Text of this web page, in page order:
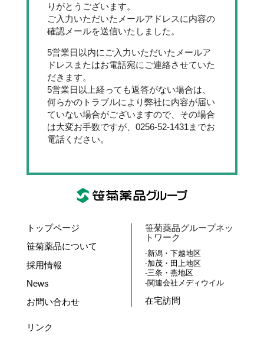
りがとうございます。
ご入力いただいたメールアドレスに内容の
確認メールを送信いたしました。
5営業日以内にご入力いただいたメールア
ドレスまたはお電話宛にご連絡させていた
だきます。
5営業日以上経っても返答がない場合は、
何らかのトラブルにより弊社に内容が届い
ていない場合がございますので、その場合
は大変お手数ですが、0256-52-1431までお
電話ください。
トップページ
笹菊薬品について
採用情報
News
お問い合わせ
笹菊薬品グループネッ
トワーク
新潟・下越地区
加茂・田上地区
三条・燕地区
関連会社メディウイル
在宅訪問
リンク